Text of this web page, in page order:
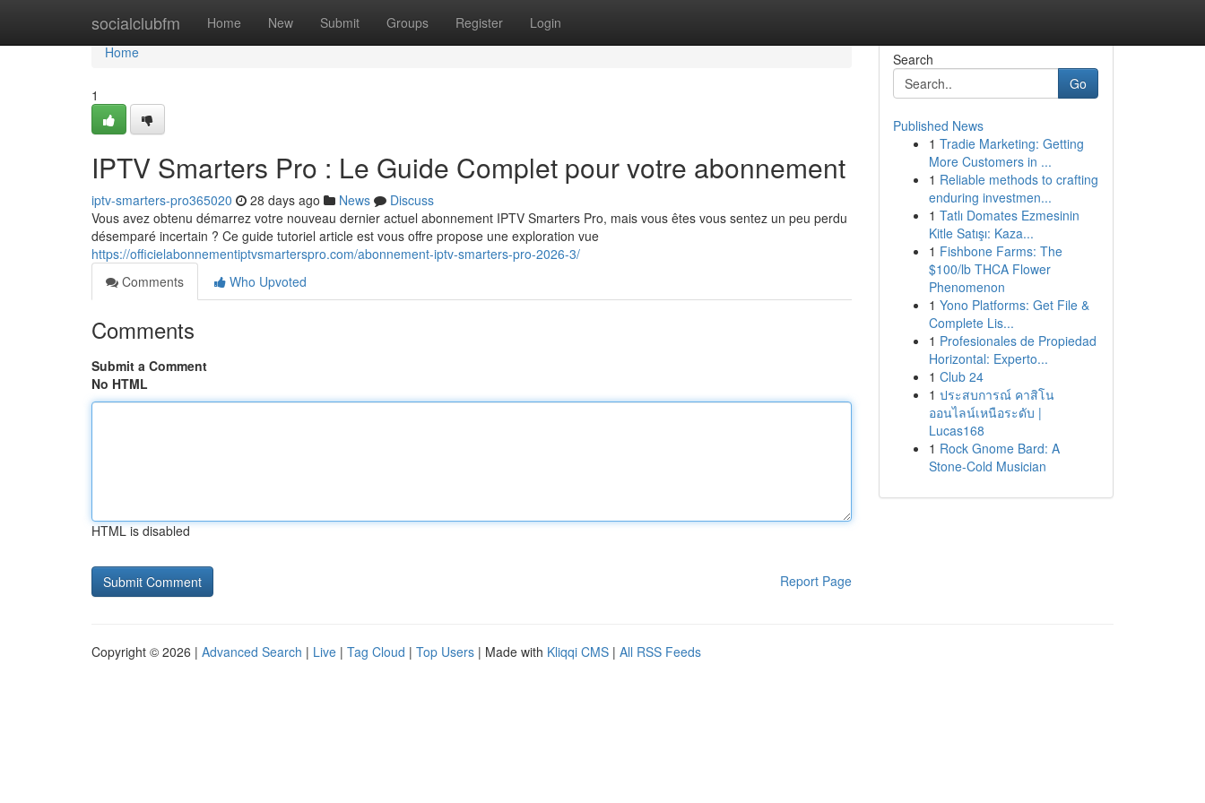
socialclubfm Home New Submit Groups Register Login
Home
Home
1
IPTV Smarters Pro : Le Guide Complet pour votre abonnement
iptv-smarters-pro365020 28 days ago News
Discuss
Vous avez obtenu démarrez votre nouveau dernier actuel abonnement IPTV Smarters Pro, mais vous êtes vous sentez un peu perdu
désemparé incertain ? Ce guide tutoriel article est vous offre propose une exploration vue
https://officielabonnementiptvsmarterspro.com/abonnement-iptv-smarters-pro-2026-3/
Comments
Who Upvoted
Comments
Submit a Comment
No HTML
HTML is disabled
Report Page
Search
Go
Published News
1 Tradie Marketing: Getting
More Customers in ...
1 Reliable methods to crafting
enduring investmen...
1 Tatlı Domates Ezmesinin
Kitle Satışı: Kaza...
1 Fishbone Farms: The
$100/lb THCA Flower
Phenomenon
1 Yono Platforms: Get File &
Complete Lis...
1 Profesionales de Propiedad
Horizontal: Experto...
1 Club 24
1 ประสบการณ์ คาสิโน
ออนไลน์เหนือระดับ |
Lucas168
1 Rock Gnome Bard: A
Stone-Cold Musician
Copyright © 2026 | Advanced Search | Live | Tag Cloud | Top Users | Made with Kliqqi CMS | All RSS Feeds